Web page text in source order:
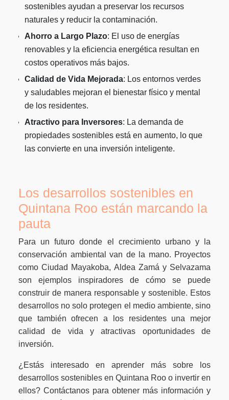
sostenibles ayudan a preservar los recursos
naturales y reducir la contaminación.
Ahorro a Largo Plazo: El uso de energías
renovables y la eficiencia energética resultan en
costos operativos más bajos.
Calidad de Vida Mejorada: Los entornos verdes
y saludables mejoran el bienestar físico y mental
de los residentes.
Atractivo para Inversores: La demanda de
propiedades sostenibles está en aumento, lo que
las convierte en una inversión inteligente.
Los desarrollos sostenibles en
Quintana Roo están marcando la
pauta
Para un futuro donde el crecimiento urbano y la
conservación ambiental van de la mano. Proyectos
como Ciudad Mayakoba, Aldea Zamá y Selvazama
son ejemplos inspiradores de cómo se puede
construir de manera responsable y sostenible. Estos
desarrollos no solo protegen el medio ambiente, sino
que también ofrecen a los residentes una mejor
calidad de vida y atractivas oportunidades de
inversión.
¿Estás interesado en aprender más sobre los
desarrollos sostenibles en Quintana Roo o invertir en
ellos? Contáctanos para obtener más información y